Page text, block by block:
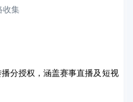
集
分授权，涵盖赛事直播及短视